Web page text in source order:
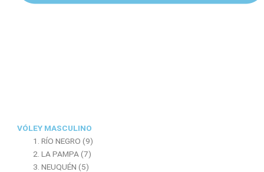
VÓLEY MASCULINO
RÍO NEGRO (9)
LA PAMPA (7)
NEUQUÉN (5)